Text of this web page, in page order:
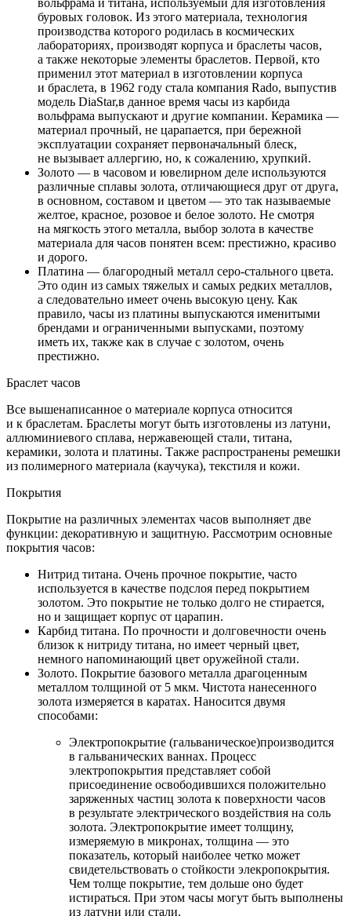
буровых головок. Из этого материала, технология
производства которого родилась в космических
лабораториях, производят корпуса и браслеты часов,
а также некоторые элементы браслетов. Первой, кто
применил этот материал в изготовлении корпуса
и браслета, в 1962 году стала компания Rado, выпустив
модель DiaStar,в данное время часы из карбида
вольфрама выпускают и другие компании. Керамика —
материал прочный, не царапается, при бережной
эксплуатации сохраняет первоначальный блеск,
не вызывает аллергию, но, к сожалению, хрупкий.
Золото — в часовом и ювелирном деле используются
различные сплавы золота, отличающиеся друг от друга,
в основном, составом и цветом — это так называемые
желтое, красное, розовое и белое золото. Не смотря
на мягкость этого металла, выбор золота в качестве
материала для часов понятен всем: престижно, красиво
и дорого.
Платина — благородный металл серо-стального цвета.
Это один из самых тяжелых и самых редких металлов,
а следовательно имеет очень высокую цену. Как
правило, часы из платины выпускаются именитыми
брендами и ограниченными выпусками, поэтому
иметь их, также как в случае с золотом, очень
престижно.
Браслет часов
Все вышенаписанное о материале корпуса относится
и к браслетам. Браслеты могут быть изготовлены из латуни,
аллюминиевого сплава, нержавеющей стали, титана,
керамики, золота и платины. Также распространены ремешки
из полимерного материала (каучука), текстиля и кожи.
Покрытия
Покрытие на различных элементах часов выполняет две
функции: декоративную и защитную. Рассмотрим основные
покрытия часов:
Нитрид титана. Очень прочное покрытие, часто
используется в качестве подслоя перед покрытием
золотом. Это покрытие не только долго не стирается,
но и защищает корпус от царапин.
Карбид титана. По прочности и долговечности очень
близок к нитриду титана, но имеет черный цвет,
немного напоминающий цвет оружейной стали.
Золото. Покрытие базового металла драгоценным
металлом толщиной от 5 мкм. Чистота нанесенного
золота измеряется в каратах. Наносится двумя
способами:
Электропокрытие (гальваническое)производится
в гальванических ваннах. Процесс
электропокрытия представляет собой
присоединение освободившихся положительно
заряженных частиц золота к поверхности часов
в результате электрического воздействия на соль
золота. Электропокрытие имеет толщину,
измеряемую в микронах, толщина — это
показатель, который наиболее четко может
свидетельствовать о стойкости элекропокрытия.
Чем толще покрытие, тем дольше оно будет
истираться. При этом часы могут быть выполнены
из латуни или стали.